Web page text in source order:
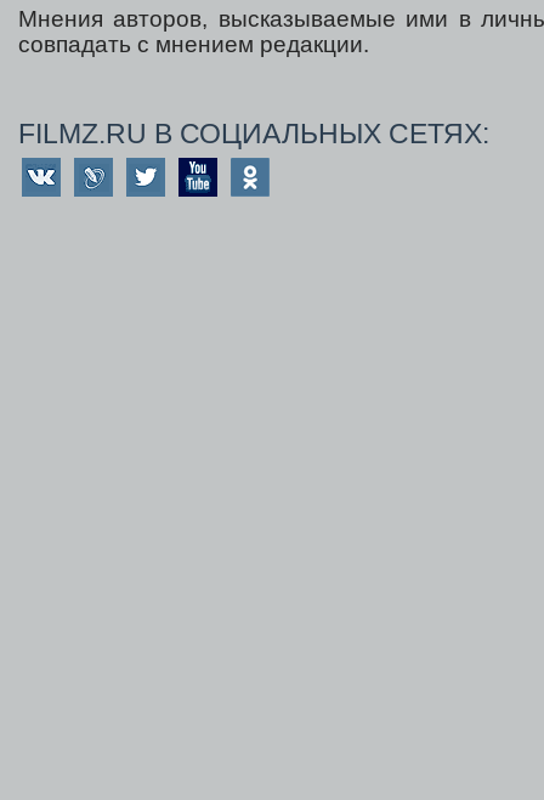
Мнения авторов, высказываемые ими в
совпадать с мнением редакции.
FILMZ.RU В СОЦИАЛЬНЫХ СЕТЯХ: